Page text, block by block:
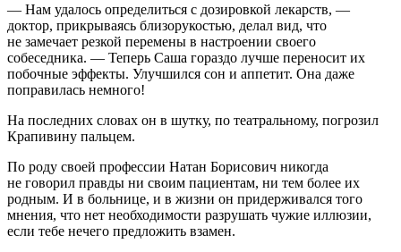
— Нам удалось определиться с дозировкой лекарств, —
доктор, прикрываясь близорукостью, делал вид, что
не замечает резкой перемены в настроении своего
собеседника. — Теперь Саша гораздо лучше переносит их
побочные эффекты. Улучшился сон и аппетит. Она даже
поправилась немного!
На последних словах он в шутку, по театральному, погрозил
Крапивину пальцем.
По роду своей профессии Натан Борисович никогда
не говорил правды ни своим пациентам, ни тем более их
родным. И в больнице, и в жизни он придерживался того
мнения, что нет необходимости разрушать чужие иллюзии,
если тебе нечего предложить взамен.